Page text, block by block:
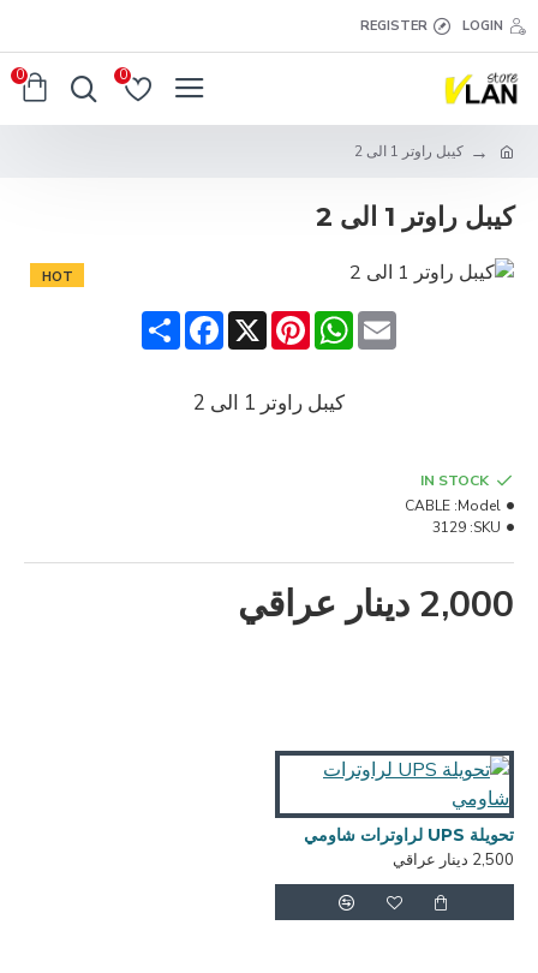
LOGIN
REGISTER
0
0
كيبل راوتر 1 الى 2
كيبل راوتر 1 الى 2
HOT
Share
Facebook X
Pinterest
WhatsAppEmail
كيبل راوتر 1 الى 2
2,000 دينار عراقي
IN STOCK
Model:
CABLE
SKU:
3129
تحويلة UPS لراوترات شاومي
2,500 دينار عراقي